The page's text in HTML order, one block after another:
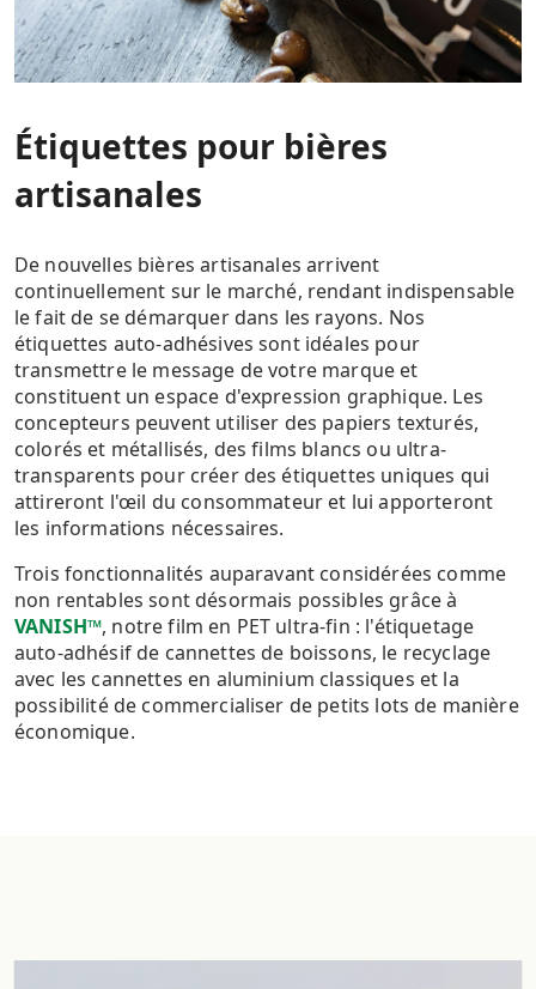
Étiquettes pour bières
artisanales
De nouvelles bières artisanales arrivent
continuellement sur le marché, rendant indispensable
le fait de se démarquer dans les rayons. Nos
étiquettes auto-adhésives sont idéales pour
transmettre le message de votre marque et
constituent un espace d'expression graphique. Les
concepteurs peuvent utiliser des papiers texturés,
colorés et métallisés, des films blancs ou ultra-
transparents pour créer des étiquettes uniques qui
attireront l'œil du consommateur et lui apporteront
les informations nécessaires.
Trois fonctionnalités auparavant considérées comme
non rentables sont désormais possibles grâce à
VANISH™, notre film en PET ultra-fin : l'étiquetage
auto-adhésif de cannettes de boissons, le recyclage
avec les cannettes en aluminium classiques et la
possibilité de commercialiser de petits lots de manière
économique.